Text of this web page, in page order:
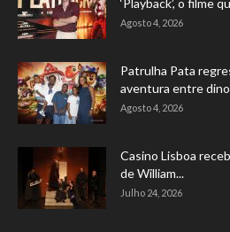
‘Playback’, o filme
Agosto 4, 2026
Patrulha Pata
aventura entre
Agosto 4, 2026
Casino Lisboa
de William...
Julho 24, 2026